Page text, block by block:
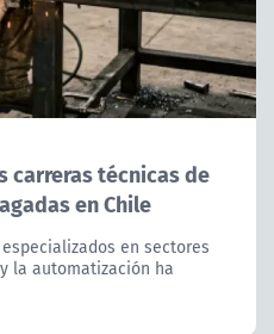
carreras técnicas de
en Chile
en sectores
la automatización ha